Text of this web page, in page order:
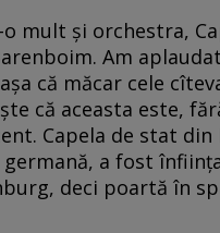
mult şi orchestra,
Am
aşa că măcar cele
că aceasta este,
Capela de stat
a fost
deci poartă în